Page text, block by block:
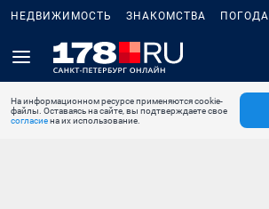
НЕДВИЖИМОСТЬ ЗНАКОМСТВА ПОГОДА
На информационном ресурсе применяются cookie-
файлы. Оставаясь на сайте, вы подтверждаете свое
согласиена их использование.